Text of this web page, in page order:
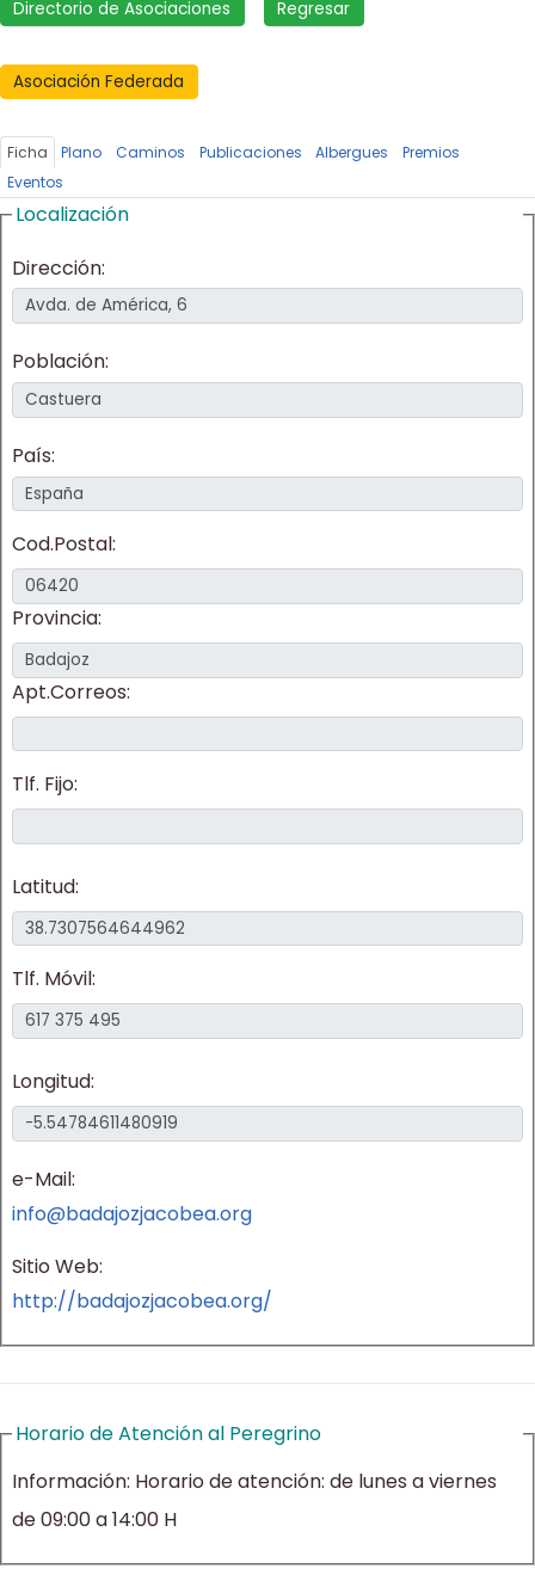
Directorio de Asociaciones Regresar
Asociación Federada
Ficha Plano Caminos Publicaciones Albergues
Premios
Eventos
Localización
Dirección:
Población:
País:
Cod.Postal:
Provincia:
Apt.Correos:
Tlf. Fijo:
Latitud:
Tlf. Móvil:
Longitud:
e-Mail:
info@badajozjacobea.org
Sitio Web:
http://badajozjacobea.org/
Horario de Atención al Peregrino
Información:
de 09:00 a 14:00 H